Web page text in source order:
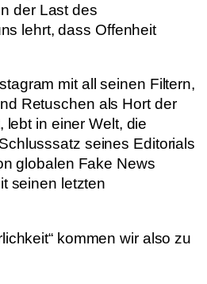
der Last des
lehrt, dass Offenheit
mit all seinen Filtern,
Retuschen als Hort der
lebt in einer Welt, die
seines Editorials
globalen Fake News
seinen letzten
kommen wir also zu